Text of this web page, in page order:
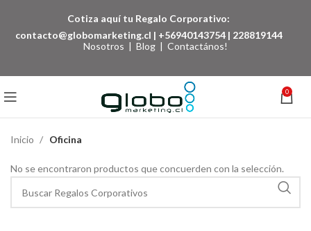
Cotiza aquí tu Regalo Corporativo:
contacto@globomarketing.cl | +56940143754 | 228819144
Nosotros | Blog | Contactános!
0
Inicio Oficina
No se encontraron productos que concuerden con la selección.